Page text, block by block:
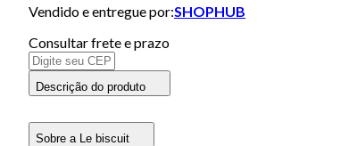
Vendido e entregue por:SHOPHUB
Consultar frete e prazo
Descrição do produto
Sobre a Le biscuit